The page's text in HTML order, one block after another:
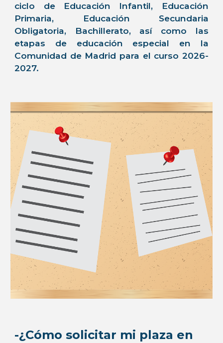
ciclo de Educación Infantil, Educación
Primaria, Educación Secundaria
Obligatoria, Bachillerato, así como las
etapas de educación especial en la
Comunidad de Madrid para el curso 2026-
2027.
-¿Cómo solicitar mi plaza en